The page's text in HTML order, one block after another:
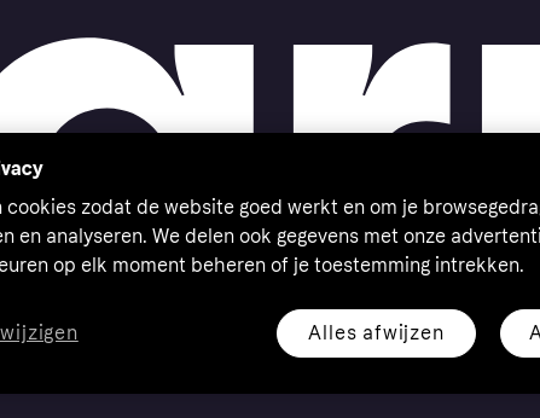
Klarna Bank AB (publ). Sveavägen 46, 111 34
cookies zodat de website goed werkt en om je
en analyseren. We delen ook gegevens met onze
op elk moment beheren of je toestemming intrekken.
Alles afwijzen